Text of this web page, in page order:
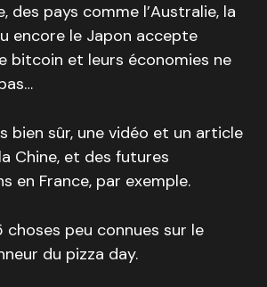
des pays comme l’Australie, la
encore le Japon accepte
bitcoin et leurs économies ne
bien sûr, une vidéo et un article
Chine, et des futures
en France, par exemple.
choses peu connues sur le
du pizza day.